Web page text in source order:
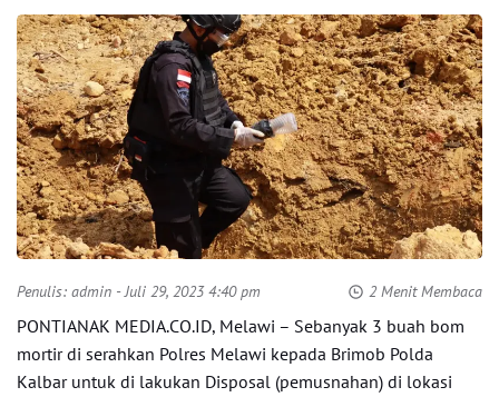
Penulis: admin - Juli 29, 2023 4:40 pm 2 Menit Membaca
PONTIANAK MEDIA.CO.ID, Melawi – Sebanyak 3 buah bom
mortir di serahkan Polres Melawi kepada Brimob Polda
Kalbar untuk di lakukan Disposal (pemusnahan) di lokasi